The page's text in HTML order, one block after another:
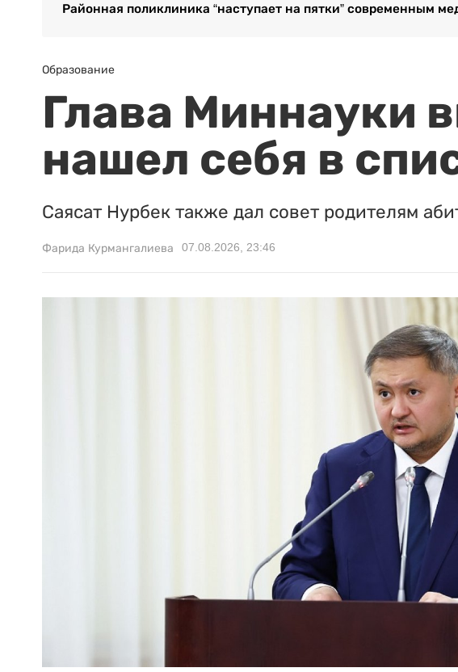
Районная поликлиника “наступает на пятки” современным
Образование
Глава Миннауки
нашел себя в
Саясат Нурбек также дал совет родителям
Фарида Курмангалиева 07.08.2026, 23:46